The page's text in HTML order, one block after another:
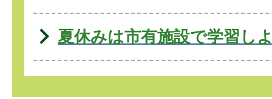
夏休みは市有施設で学習し